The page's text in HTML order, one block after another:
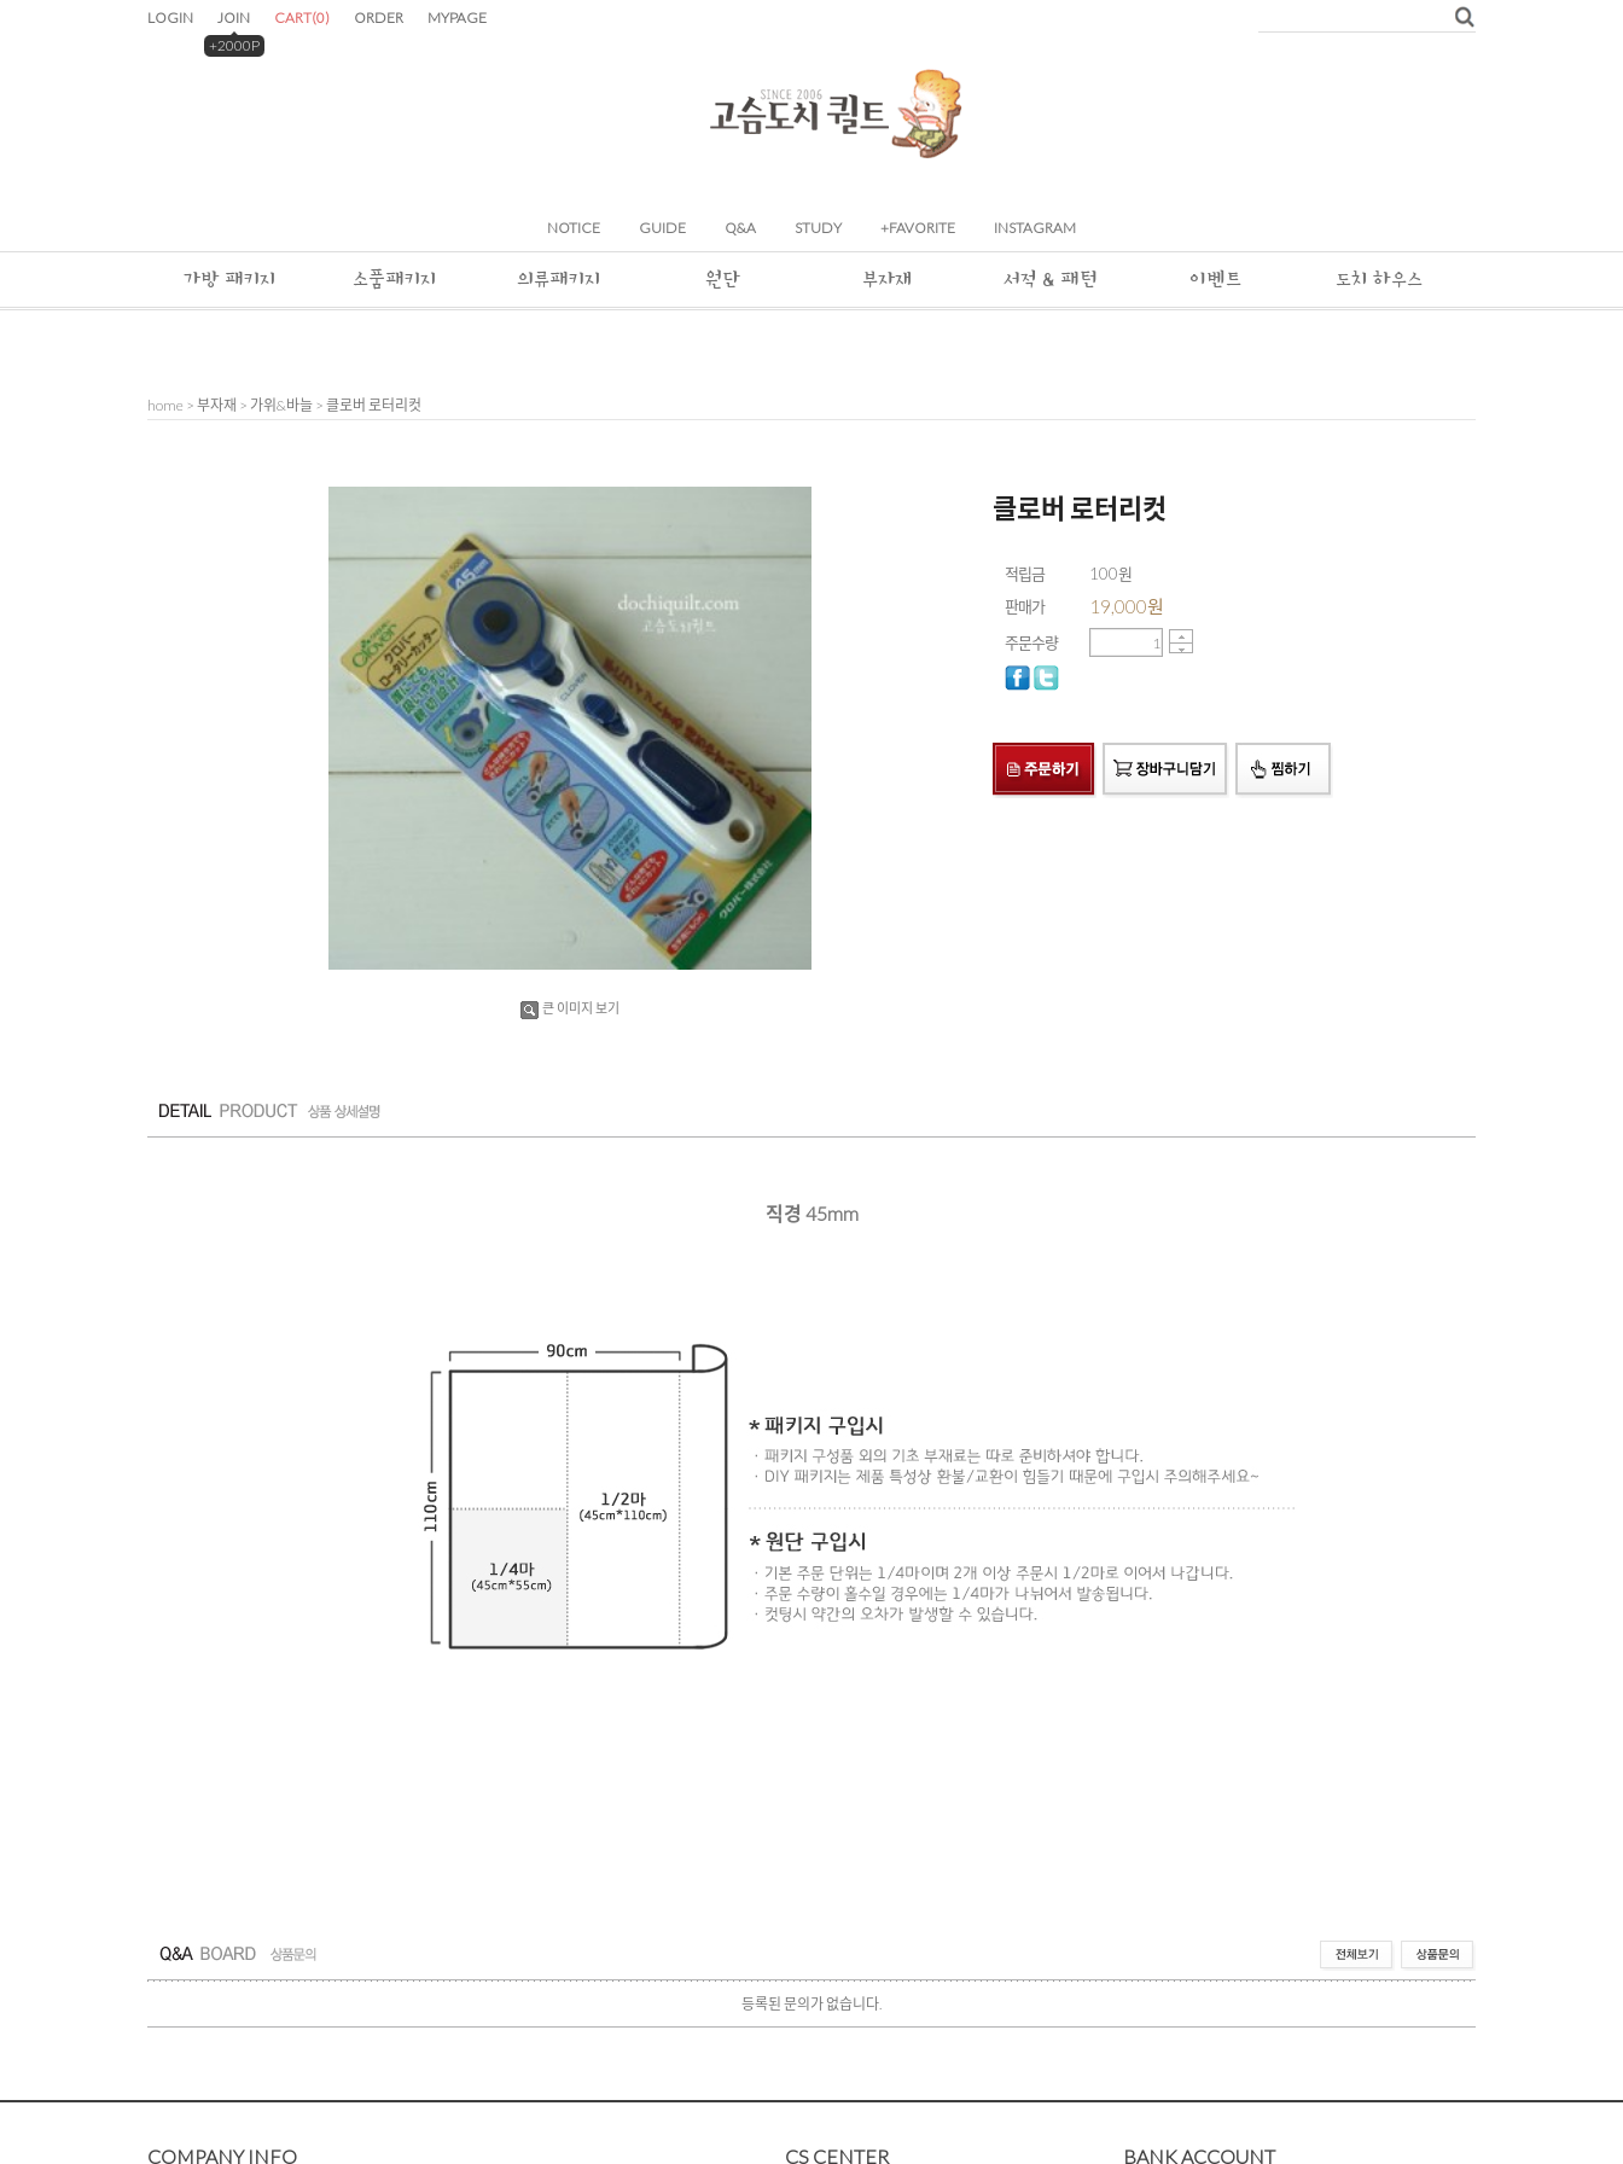
LOGIN
JOIN
+2000P
CART(0) ORDER MYPAGE
NOTICE GUIDE Q&A STUDY +FAVORITE INSTAGRAM
가방 패키지 소품패키지 의류패키지 원단 부자재 서적 & 패턴 이벤트 도치 하우스
home > 부자재 > 가위&바늘 > 클로버 로터리컷
큰 이미지 보기
클로버 로터리컷
적립금
100원
판매가
19,000원
주문수량
직경 45mm
등록된 문의가 없습니다.
COMPANY INFO CS CENTER BANK ACCOUNT